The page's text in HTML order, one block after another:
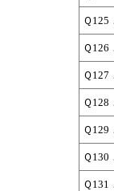
Ｑ125
Ｑ126
Ｑ127
Ｑ128
Ｑ129
Ｑ130
Ｑ131